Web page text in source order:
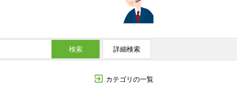
検索 詳細検索
カテゴリの一覧